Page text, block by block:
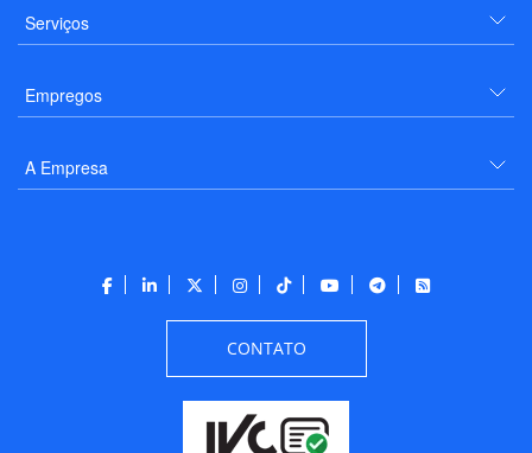
Serviços
Empregos
A Empresa
CONTATO